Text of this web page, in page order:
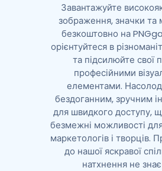
Завантажуйте
зображення, значки та
безкоштовно на
орієнтуйтеся в
та підсилюйте свої
професійними
елементами.
бездоганним, зручним
для швидкого доступу,
безмежні можливості
маркетологів і творців.
до нашої яскравої
натхнення не